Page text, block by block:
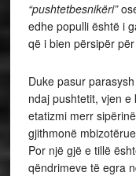
“pushtetbesnikëri”
edhe populli është i
që i bien përsipër
Duke pasur
ndaj pushtetit, vjen
etatizmi merr
gjithmonë
Por një gjë e tillë
qëndrimeve të egra